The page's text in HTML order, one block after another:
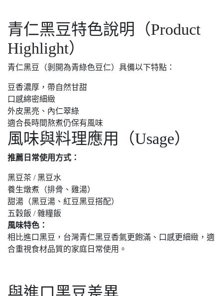
青仁黑豆特色說明（Product
Highlight）
青仁黑豆（剝開為青綠色豆仁）具備以下特點：
豆香濃厚，帶自然甘甜
口感綿密細緻
外皮黑亮、內仁翠綠
適合長時間熬煮仍保有風味
風味與料理應用（Usage）
推薦日常使用方式：
黑豆茶 / 黑豆水
養生燉煮（排骨、雞湯）
甜湯（黑豆湯、紅豆黑豆搭配）
五穀飯 / 雜糧飯
風味特色：
相比進口黑豆，台灣青仁黑豆香氣更飽滿、口感更細緻，適
合重視食材品質的家庭日常使用。